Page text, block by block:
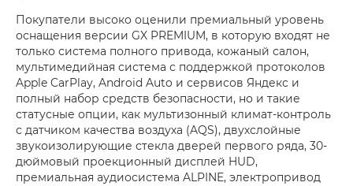
Покупатели высоко оценили премиальный уровень
оснащения версии GX PREMIUM, в которую входят не
только система полного привода, кожаный салон,
мультимедийная система с поддержкой протоколов
Apple CarPlay, Android Auto и сервисов Яндекс и
полный набор средств безопасности, но и такие
статусные опции, как мультизонный климат-контроль
с датчиком качества воздуха (AQS), двухслойные
звукоизолирующие стекла дверей первого ряда, 30-
дюймовый проекционный дисплей HUD,
премиальная аудиосистема ALPINE, электропривод